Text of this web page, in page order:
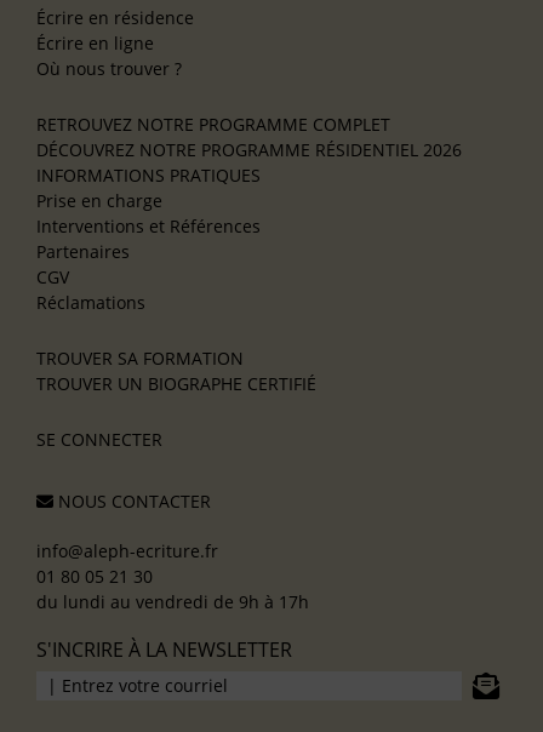
Écrire en résidence
Écrire en ligne
Où nous trouver ?
RETROUVEZ NOTRE PROGRAMME COMPLET
DÉCOUVREZ NOTRE PROGRAMME RÉSIDENTIEL 2026
INFORMATIONS PRATIQUES
Prise en charge
Interventions et Références
Partenaires
CGV
Réclamations
TROUVER SA FORMATION
TROUVER UN BIOGRAPHE CERTIFIÉ
SE CONNECTER
NOUS CONTACTER
info@aleph-ecriture.fr
01 80 05 21 30
du lundi au vendredi de 9h à 17h
S'INCRIRE À LA NEWSLETTER